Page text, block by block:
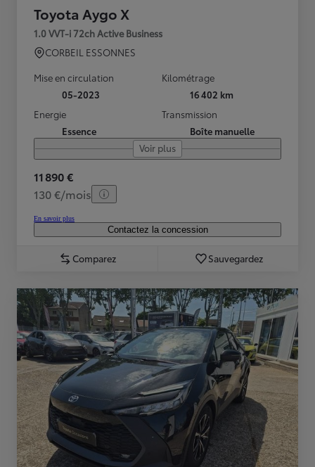
Toyota Aygo X
1.0 VVT-i 72ch Active Business
CORBEIL ESSONNES
Mise en circulation
05-2023
Kilométrage
16 402 km
Energie
Essence
Transmission
Boîte manuelle
Voir plus
11 890 €
130 €/mois
En savoir plus
Contactez la concession
Comparez Sauvegardez